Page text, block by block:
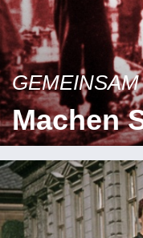
Machen